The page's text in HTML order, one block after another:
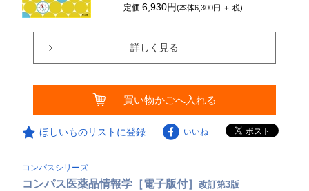
定価6,930円(本体6,300円 ＋ 税)
詳しく見る
買い物かごへ入れる
ほしいものリストに登録 いいね
コンパスシリーズ
コンパス医薬品情報学［電子版付］改訂第3版